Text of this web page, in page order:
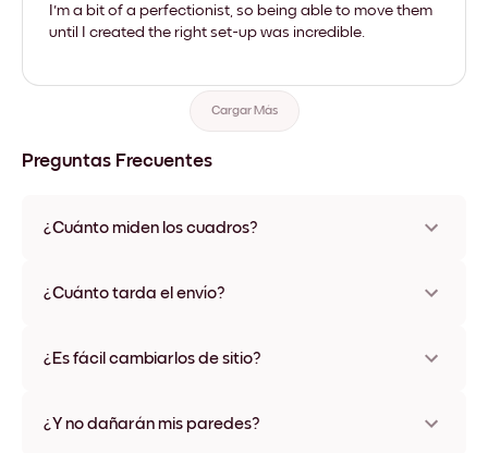
I'm a bit of a perfectionist, so being able to move them
until I created the right set-up was incredible.
Cargar Más
Preguntas Frecuentes
¿Cuánto miden los cuadros?
varios materiales y colores de marco, incluidas opciones sin
¿Cuánto tarda el envío?
disponibles en algunos países. Te enviaremos un número de
¿Es fácil cambiarlos de sitio?
ningún daño
¿Y no dañarán mis paredes?